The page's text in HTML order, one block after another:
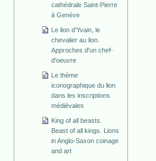
cathédrale Saint-Pierre
à Genève
Le lion d'Yvain, le
chevalier au lion.
Approches d'un chef-
d'oeuvre
Le thème
iconographique du lion
dans les inscriptions
médiévales
King of all beasts.
Beast of all kings. Lions
in Anglo-Saxon coinage
and art